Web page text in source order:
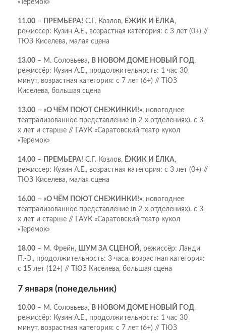
«Теремок»
11.00 – ПРЕМЬЕРА! С.Г. Козлов, ЁЖИК И ЁЛКА,
режиссер: Кузин А.Е., возрастная категория: с 3 лет (0+) //
ТЮЗ Киселева, малая сцена
13.00 – М. Соловьева, В НОВОМ ДОМЕ НОВЫЙ ГОД,
режиссёр: Кузин А.Е., продолжительность: 1 час 30
минут, возрастная категория: с 7 лет (6+) // ТЮЗ
Киселева, большая сцена
13.00 – «О ЧЁМ ПОЮТ СНЕЖИНКИ!», новогоднее
театрализованное представление (в 2-х отделениях), с 3-
х лет и старше // ГАУК «Саратовский театр кукол
«Теремок»
14.00 – ПРЕМЬЕРА! С.Г. Козлов, ЁЖИК И ЁЛКА,
режиссер: Кузин А.Е., возрастная категория: с 3 лет (0+) //
ТЮЗ Киселева, малая сцена
16.00 – «О ЧЁМ ПОЮТ СНЕЖИНКИ!», новогоднее
театрализованное представление (в 2-х отделениях), с 3-
х лет и старше // ГАУК «Саратовский театр кукол
«Теремок»
18.00 – М. Фрейн, ШУМ ЗА СЦЕНОЙ , режиссёр: Ланди
П.-Э., продолжительность: 3 часа, возрастная категория:
с 15 лет (12+) // ТЮЗ Киселева, большая сцена
7 января (понедельник)
10.00 – М. Соловьева, В НОВОМ ДОМЕ НОВЫЙ ГОД,
режиссёр: Кузин А.Е., продолжительность: 1 час 30
минут, возрастная категория: с 7 лет (6+) // ТЮЗ